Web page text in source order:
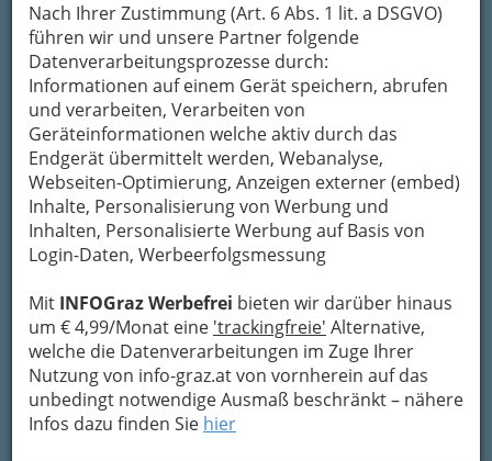
Nach Ihrer Zustimmung (Art. 6 Abs. 1 lit. a DSGVO)
führen wir und unsere Partner folgende
Datenverarbeitungsprozesse durch:
Informationen auf einem Gerät speichern, abrufen
und verarbeiten, Verarbeiten von
Geräteinformationen welche aktiv durch das
Endgerät übermittelt werden, Webanalyse,
Webseiten-Optimierung, Anzeigen externer (embed)
Inhalte, Personalisierung von Werbung und
Inhalten, Personalisierte Werbung auf Basis von
Login-Daten, Werbeerfolgsmessung
Mit INFOGraz Werbefrei bieten wir darüber hinaus
um € 4,99/Monat eine 'trackingfreie' Alternative,
welche die Datenverarbeitungen im Zuge Ihrer
Nutzung von info-graz.at von vornherein auf das
unbedingt notwendige Ausmaß beschränkt – nähere
Infos dazu finden Sie hier
So gliedert die WKO
Türöffnungen
Abdichter gegen Feuchtigkeit &
Druckwasser